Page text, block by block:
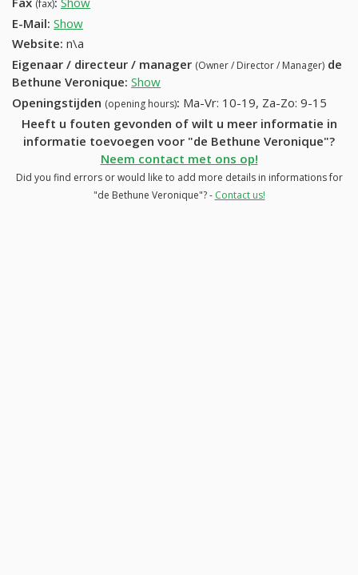
(fax)
E-Mail: Show
Website: n\a
Eigenaar / directeur / manager (Owner / Director / Manager) de
Bethune Veronique: Show
Openingstijden (opening hours): Ma-Vr: 10-19, Za-Zo: 9-15
Heeft u fouten gevonden of wilt u meer informatie in
informatie toevoegen voor "de Bethune Veronique"?
Neem contact met ons op!
Did you find errors or would like to add more details in informations for
"de Bethune Veronique"? - Contact us!